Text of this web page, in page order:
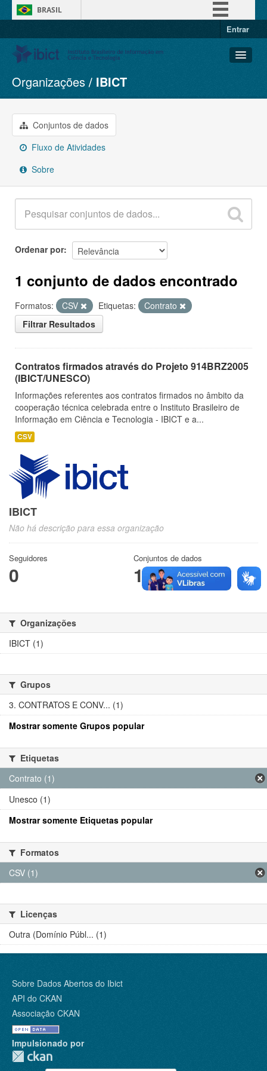
BRASIL
Entrar
Conjuntos de dados
Organizações
Grupos
Sobre
Organizações IBICT
Conjuntos de dados
Fluxo de Atividades
Sobre
Ordenar por
1 conjunto de dados encontrado
Formatos: CSV Etiquetas:
Contrato
Filtrar Resultados
Contratos firmados através do Projeto 914BRZ2005
(IBICT/UNESCO)
Informações referentes aos contratos firmados no âmbito da
cooperação técnica celebrada entre o Instituto Brasileiro de
Informação em Ciência e Tecnologia - IBICT e a...
CSV
IBICT
Não há descrição para essa organização
Seguidores
0
Conjuntos de dados
1
Organizações
IBICT (1)
Grupos
3. CONTRATOS E CONV... (1)
Mostrar somente Grupos popular
Etiquetas
Contrato (1)
Unesco (1)
Mostrar somente Etiquetas popular
Formatos
CSV (1)
Licenças
Outra (Domínio Públ... (1)
Sobre Dados Abertos do Ibict
API do CKAN
Associação CKAN
Impulsionado por